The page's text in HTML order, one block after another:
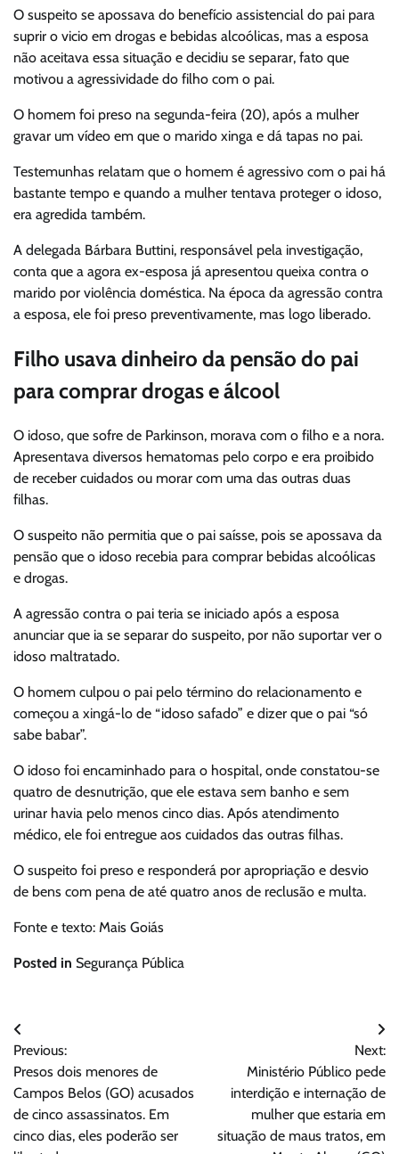
O suspeito se apossava do benefício assistencial do pai para
suprir o vicio em drogas e bebidas alcoólicas, mas a esposa
não aceitava essa situação e decidiu se separar, fato que
motivou a agressividade do filho com o pai.
O homem foi preso na segunda-feira (20), após a mulher
gravar um vídeo em que o marido xinga e dá tapas no pai.
Testemunhas relatam que o homem é agressivo com o pai há
bastante tempo e quando a mulher tentava proteger o idoso,
era agredida também.
A delegada Bárbara Buttini, responsável pela investigação,
conta que a agora ex-esposa já apresentou queixa contra o
marido por violência doméstica. Na época da agressão contra
a esposa, ele foi preso preventivamente, mas logo liberado.
Filho usava dinheiro da pensão do pai
para comprar drogas e álcool
O idoso, que sofre de Parkinson, morava com o filho e a nora.
Apresentava diversos hematomas pelo corpo e era proibido
de receber cuidados ou morar com uma das outras duas
filhas.
O suspeito não permitia que o pai saísse, pois se apossava da
pensão que o idoso recebia para comprar bebidas alcoólicas
e drogas.
A agressão contra o pai teria se iniciado após a esposa
anunciar que ia se separar do suspeito, por não suportar ver o
idoso maltratado.
O homem culpou o pai pelo término do relacionamento e
começou a xingá-lo de “idoso safado” e dizer que o pai “só
sabe babar”.
O idoso foi encaminhado para o hospital, onde constatou-se
quatro de desnutrição, que ele estava sem banho e sem
urinar havia pelo menos cinco dias. Após atendimento
médico, ele foi entregue aos cuidados das outras filhas.
O suspeito foi preso e responderá por apropriação e desvio
de bens com pena de até quatro anos de reclusão e multa.
Fonte e texto: Mais Goiás
Posted in Segurança Pública
Navegação
de
Post
Previous:
Presos dois menores de
Campos Belos (GO) acusados
de cinco assassinatos. Em
cinco dias, eles poderão ser
Next:
Ministério Público pede
interdição e internação de
mulher que estaria em
situação de maus tratos, em